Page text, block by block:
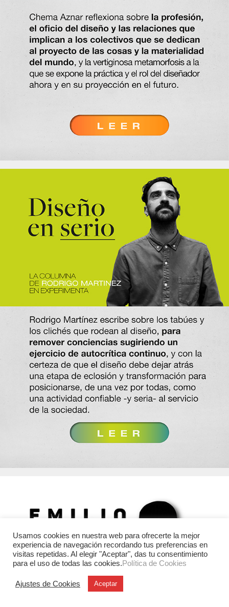
Usamos cookies en nuestra web para ofrecerte la mejor
experiencia de navegación recordando tus preferencias en
visitas repetidas. Al elegir "Aceptar", das tu consentimiento
para el uso de todas las cookies.Política de Cookies
Ajustes de Cookies Aceptar